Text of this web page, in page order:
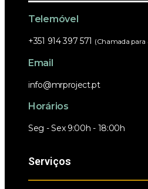
Telemóvel
+351 914 397 571 (Chamada para
Email
info@mrproject.pt
Horários
Seg - Sex 9:00h - 18:00h
Serviços